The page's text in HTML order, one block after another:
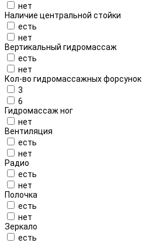
нет
Наличие центральной стойки
есть
нет
Вертикальный гидромассаж
есть
нет
Кол-во гидромассажных форсунок
3
6
Гидромассаж ног
нет
Вентиляция
есть
нет
Радио
есть
нет
Полочка
есть
нет
Зеркало
есть